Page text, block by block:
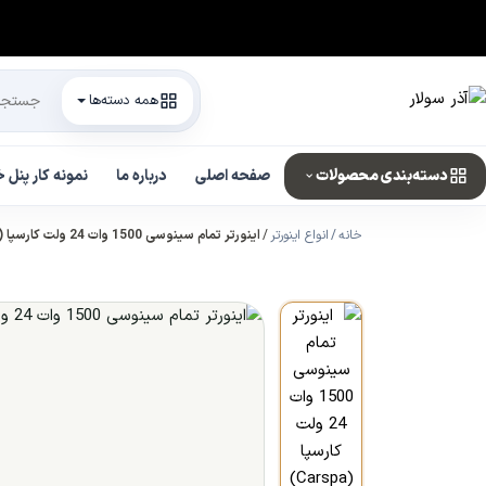
همه دسته‌ها
دسته‌بندی محصولات صفحه اصلی درباره ما نمونه کار
خانه انواع اینورتر اینورتر تمام سینوسی 1500 وات 24 ولت کارسپا (Carspa) سری P